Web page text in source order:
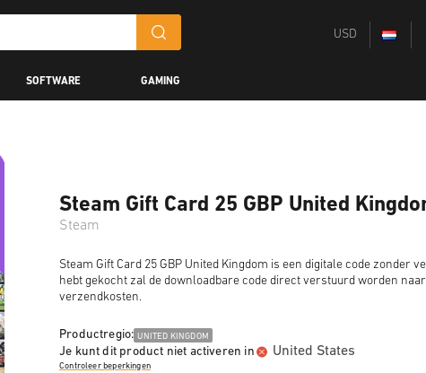
USD
SOFTWARE GAMING
Steam Gift Card 25 GBP United
Steam
Steam Gift Card 25 GBP United Kingdom is een digitale code zonder
hebt gekocht zal de downloadbare code direct verstuurd worden
verzendkosten.
Productregio: UNITED KINGDOM
Je kunt dit product niet activeren in United States
Controleer beperkingen